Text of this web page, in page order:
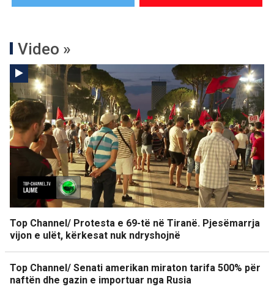
Video »
Top Channel/ Protesta e 69-të në Tiranë. Pjesëmarrja
vijon e ulët, kërkesat nuk ndryshojnë
Top Channel/ Senati amerikan miraton tarifa 500% për
naftën dhe gazin e importuar nga Rusia